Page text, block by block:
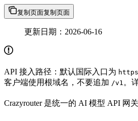
复制页面复制页面
更新日期：2026-06-16
API 接入路径：默认国际入口为
客户端使用根域名，不要追加 /v1 。
Crazyrouter 是统一的 AI 模型 API 网